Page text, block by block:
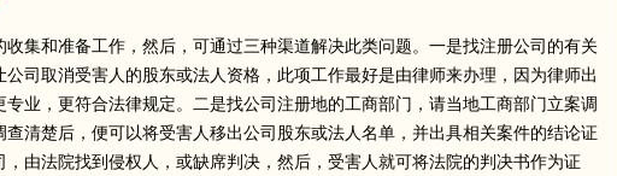
集和准备工作，然后，可通过三种渠道解决此类问题。一是找注册公司的有关
公司取消受害人的股东或法人资格，此项工作最好是由律师来办理，因为律师出
业，更符合法律规定。二是找公司注册地的工商部门，请当地工商部门立案调
清楚后，便可以将受害人移出公司股东或法人名单，并出具相关案件的结论证
，由法院找到侵权人，或缺席判决，然后，受害人就可将法院的判决书作为证